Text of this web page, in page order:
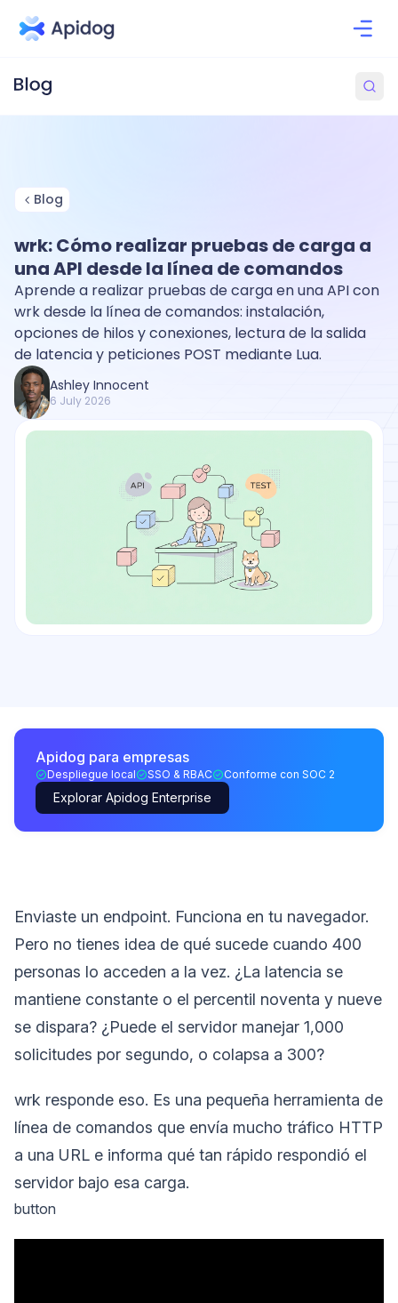
Blog
wrk: Cómo realizar pruebas de carga a
una API desde la línea de comandos
Aprende a realizar pruebas de carga en una API con
wrk desde la línea de comandos: instalación,
opciones de hilos y conexiones, lectura de la salida
de latencia y peticiones POST mediante Lua.
Ashley Innocent
6 July 2026
Apidog para empresas
Despliegue local SSO & RBAC Conforme con SOC 2
Explorar Apidog Enterprise
Enviaste un endpoint. Funciona en tu navegador.
Pero no tienes idea de qué sucede cuando 400
personas lo acceden a la vez. ¿La latencia se
mantiene constante o el percentil noventa y nueve
se dispara? ¿Puede el servidor manejar 1,000
solicitudes por segundo, o colapsa a 300?
wrk responde eso. Es una pequeña herramienta de
línea de comandos que envía mucho tráfico HTTP
a una URL e informa qué tan rápido respondió el
servidor bajo esa carga.
button